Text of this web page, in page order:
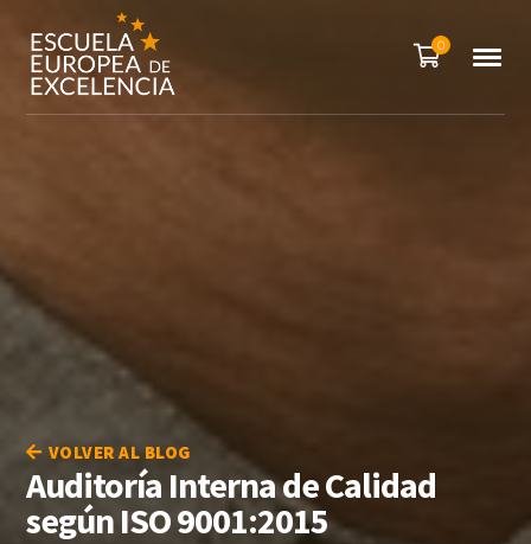
0
VOLVER AL BLOG
Auditoría Interna de Calidad
según ISO 9001:2015